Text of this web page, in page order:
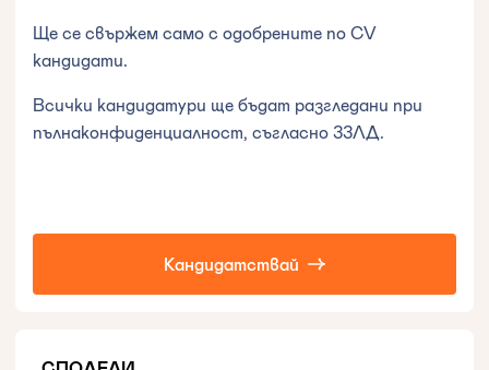
Ще се свържем само с одобрените по CV
кандидати.
Всички кандидатури ще бъдат разгледани при
пълнаконфиденциалност, съгласно ЗЗЛД.
Кандидатствай